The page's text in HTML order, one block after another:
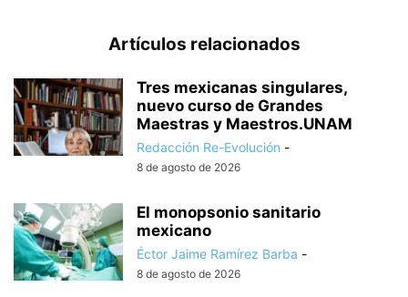
Artículos relacionados
Tres mexicanas singulares,
nuevo curso de Grandes
Maestras y Maestros.UNAM
Redacción Re-Evolución -
8 de agosto de 2026
El monopsonio sanitario
mexicano
Éctor Jaime Ramírez Barba -
8 de agosto de 2026